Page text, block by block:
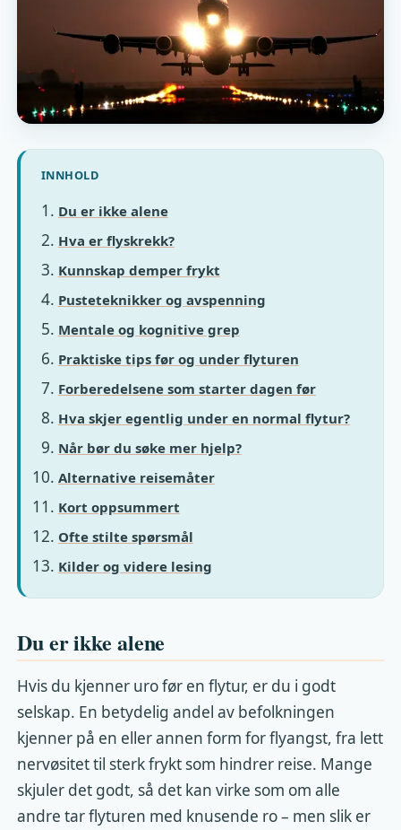
INNHOLD
Du er ikke alene
Hva er flyskrekk?
Kunnskap demper frykt
Pusteteknikker og avspenning
Mentale og kognitive grep
Praktiske tips før og under flyturen
Forberedelsene som starter dagen før
Hva skjer egentlig under en normal flytur?
Når bør du søke mer hjelp?
Alternative reisemåter
Kort oppsummert
Ofte stilte spørsmål
Kilder og videre lesing
Du er ikke alene
Hvis du kjenner uro før en flytur, er du i godt
selskap. En betydelig andel av befolkningen
kjenner på en eller annen form for flyangst, fra lett
nervøsitet til sterk frykt som hindrer reise. Mange
skjuler det godt, så det kan virke som om alle
andre tar flyturen med knusende ro – men slik er